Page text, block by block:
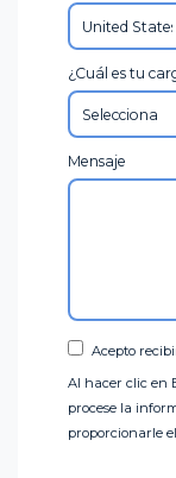
¿Cuál es tu
Mensaje
Acepto
Al hacer clic en
procese la
proporcionarle